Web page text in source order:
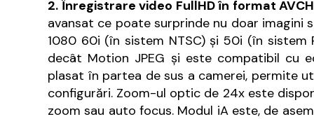
2. Înregistrare video FullHD în format
avansat ce poate surprinde nu doar imagini
1080 60i (în sistem NTSC) şi 50i (în sistem
decât Motion JPEG şi este compatibil cu
plasat în partea de sus a camerei, permite
configurări. Zoom-ul optic de 24x este
zoom sau auto focus. Modul iA este, de